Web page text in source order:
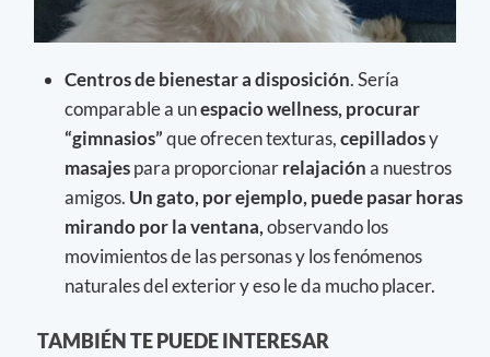
Centros de bienestar a disposición. Sería
comparable a unespacio wellness, procurar
“gimnasios”que ofrecen texturas,cepilladosy
masajespara proporcionarrelajacióna nuestros
amigos. Un gato, por ejemplo, puede pasar horas
mirando por la ventana,observando los
movimientos de las personas y los fenómenos
naturales del exterior y eso le da mucho placer.
TAMBIÉN TE PUEDE INTERESAR